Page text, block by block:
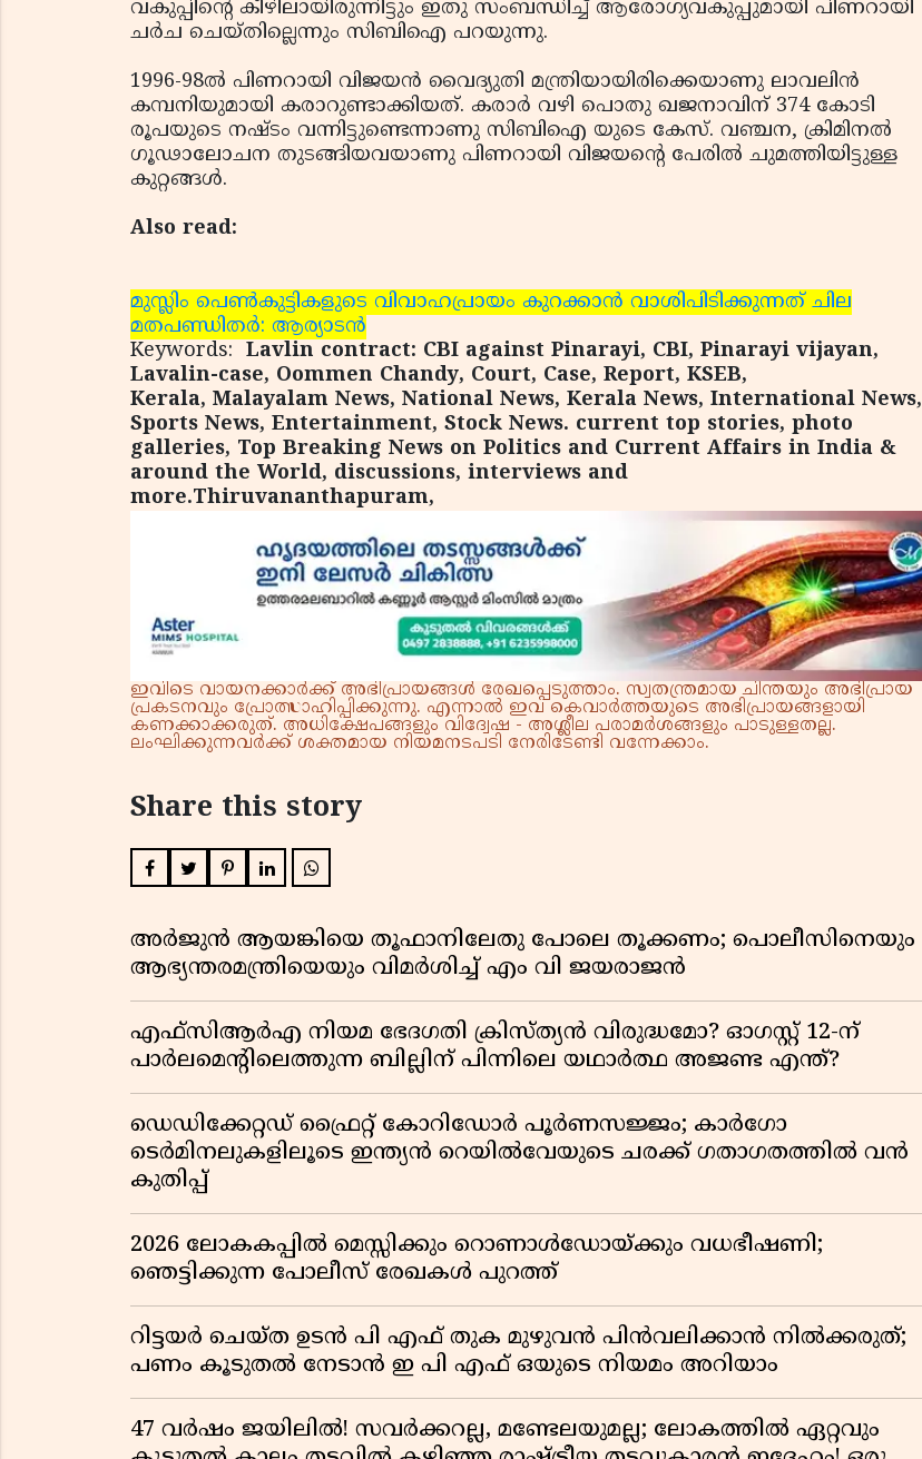
വകുപ്പിന്റെ കീഴിലായിരുന്നിട്ടും ഇതു സംബന്ധിച്ച് ആരോഗ്യവകുപ്പുമായി പിണറായി
ചര്‍ച ചെയ്തില്ലെന്നും സിബിഐ പറയുന്നു.
1996-98ല്‍ പിണറായി വിജയന്‍ വൈദ്യുതി മന്ത്രിയായിരിക്കെയാണു ലാവലിന്‍
കമ്പനിയുമായി കരാറുണ്ടാക്കിയത്. കരാര്‍ വഴി പൊതു ഖജനാവിന് 374 കോടി
രൂപയുടെ നഷ്ടം വന്നിട്ടുണ്ടെന്നാണു സിബിഐ യുടെ കേസ്. വഞ്ചന, ക്രിമിനല്‍
ഗൂഢാലോചന തുടങ്ങിയവയാണു പിണറായി വിജയന്റെ പേരില്‍ ചുമത്തിയിട്ടുള്ള
കുറ്റങ്ങള്‍.
Also read:
മുസ്ലിം പെണ്‍കുട്ടികളുടെ വിവാഹപ്രായം കുറക്കാന്‍ വാശിപിടിക്കുന്നത് ചില
മതപണ്ഡിതര്‍: ആര്യാടന്‍
Keywords: Lavlin contract: CBI against Pinarayi, CBI, Pinarayi vijayan,
Lavalin-case, Oommen Chandy, Court, Case, Report, KSEB,
Kerala, Malayalam News, National News, Kerala News, International News,
Sports News, Entertainment, Stock News. current top stories, photo
galleries, Top Breaking News on Politics and Current Affairs in India &
around the World, discussions, interviews and
more.Thiruvananthapuram,
ഇവിടെ വായനക്കാർക്ക് അഭിപ്രായങ്ങൾ രേഖപ്പെടുത്താം. സ്വതന്ത്രമായ ചിന്തയും അഭിപ്രായ
പ്രകടനവും പ്രോത്സാഹിപ്പിക്കുന്നു. എന്നാൽ ഇവ കെവാർത്തയുടെ അഭിപ്രായങ്ങളായി
കണക്കാക്കരുത്. അധിക്ഷേപങ്ങളും വിദ്വേഷ - അശ്ലീല പരാമർശങ്ങളും പാടുള്ളതല്ല.
ലംഘിക്കുന്നവർക്ക് ശക്തമായ നിയമനടപടി നേരിടേണ്ടി വന്നേക്കാം.
Share this story
അർജുൻ ആയങ്കിയെ തൂഫാനിലേതു പോലെ തൂക്കണം; പൊലീസിനെയും
ആഭ്യന്തരമന്ത്രിയെയും വിമർശിച്ച് എം വി ജയരാജൻ
എഫ്സിആർഎ നിയമ ഭേദഗതി ക്രിസ്ത്യൻ വിരുദ്ധമോ? ഓഗസ്റ്റ് 12-ന്
പാർലമെന്റിലെത്തുന്ന ബില്ലിന് പിന്നിലെ യഥാർത്ഥ അജണ്ട എന്ത്?
ഡെഡിക്കേറ്റഡ് ഫ്രൈറ്റ് കോറിഡോർ പൂർണസജ്ജം; കാർഗോ
ടെർമിനലുകളിലൂടെ ഇന്ത്യൻ റെയിൽവേയുടെ ചരക്ക് ഗതാഗതത്തിൽ വൻ
കുതിപ്പ്
2026 ലോകകപ്പിൽ മെസ്സിക്കും റൊണാൾഡോയ്ക്കും വധഭീഷണി;
ഞെട്ടിക്കുന്ന പോലീസ് രേഖകൾ പുറത്ത്
റിട്ടയർ ചെയ്ത ഉടൻ പി എഫ് തുക മുഴുവൻ പിൻവലിക്കാൻ നിൽക്കരുത്;
പണം കൂടുതൽ നേടാൻ ഇ പി എഫ് ഒയുടെ നിയമം അറിയാം
47 വർഷം ജയിലിൽ! സവർക്കറല്ല, മണ്ടേലയുമല്ല; ലോകത്തിൽ ഏറ്റവും